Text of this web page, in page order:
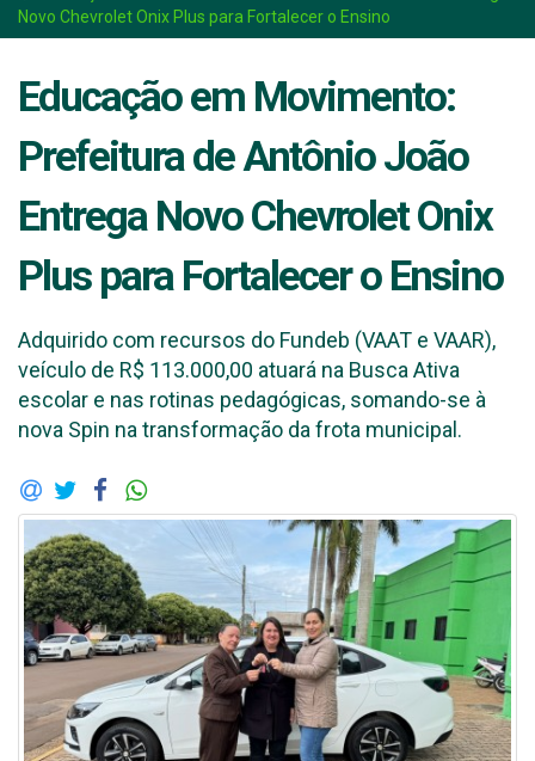
Novo Chevrolet Onix Plus para Fortalecer o Ensino
Educação em Movimento:
Prefeitura de Antônio João
Entrega Novo Chevrolet Onix
Plus para Fortalecer o Ensino
Adquirido com recursos do Fundeb (VAAT e VAAR),
veículo de R$ 113.000,00 atuará na Busca Ativa
escolar e nas rotinas pedagógicas, somando-se à
nova Spin na transformação da frota municipal.